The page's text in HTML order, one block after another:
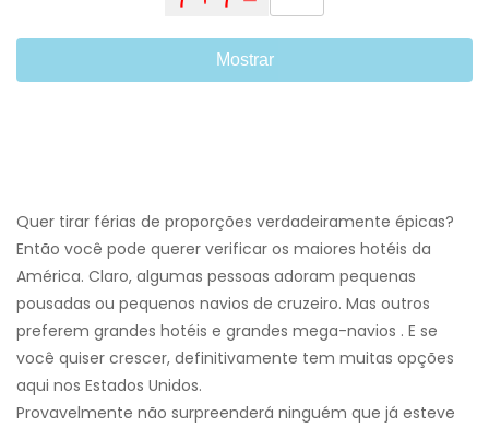
Mostrar
Quer tirar férias de proporções verdadeiramente épicas?
Então você pode querer verificar os maiores hotéis da
América. Claro, algumas pessoas adoram pequenas
pousadas ou pequenos navios de cruzeiro. Mas outros
preferem grandes hotéis e grandes mega-navios . E se
você quiser crescer, definitivamente tem muitas opções
aqui nos Estados Unidos.
Provavelmente não surpreenderá ninguém que já esteve